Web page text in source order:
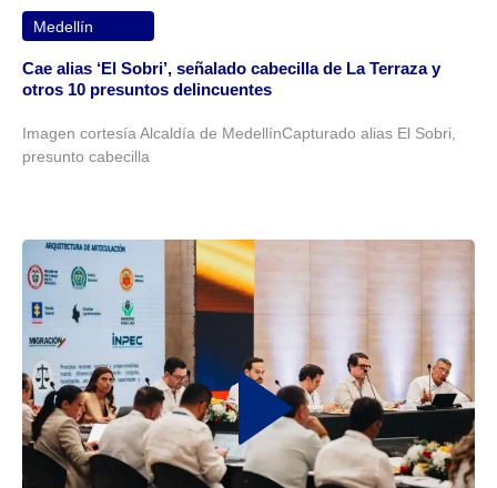
Medellín
Cae alias ‘El Sobri’, señalado cabecilla de La Terraza y
otros 10 presuntos delincuentes
Imagen cortesía Alcaldía de MedellínCapturado alias El Sobri,
presunto cabecilla